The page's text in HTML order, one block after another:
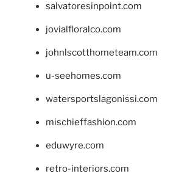
salvatoresinpoint.com
jovialfloralco.com
johnlscotthometeam.com
u-seehomes.com
watersportslagonissi.com
mischieffashion.com
eduwyre.com
retro-interiors.com